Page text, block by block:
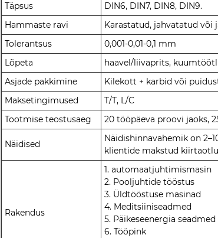
Täpsus
DIN6, DIN7, DIN8, DIN9.
Hammaste ravi
Karastatud, jahvatatud või
Tolerantsus
0,001-0,01-0,1 mm
Lõpeta
haavel/liivaprits,
Asjade pakkimine
Kilekott + karbid või
Maksetingimused
T/T, L/C
Tootmise teostusaeg
20 tööpäeva proovi jaoks,
Näidised
Näidishinnavahemik on
klientide makstud
Rakendus
1. automaatjuhtimismasin
2. Pooljuhtide tööstus
3. Üldtööstuse masinad
4. Meditsiiniseadmed
5. Päikeseenergia seadmed
6. Tööpink